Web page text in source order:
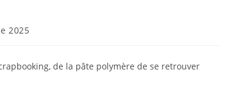
2025
de la pâte polymère de se retrouver